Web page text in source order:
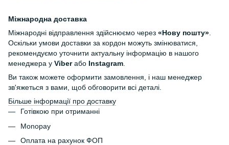
Міжнародна доставка
Міжнародні відправлення здійснюємо через «Нову пошту»
Оскільки умови доставки за кордон можуть змінюватися,
рекомендуємо уточнити актуальну інформацію в нашого
менеджера у Viberабо Instagram
Ви також можете оформити замовлення, і наш менеджер
зв'яжеться з вами, щоб обговорити всі деталі.
Більше інформації про доставку
Готівкою при отриманні
Monopay
Оплата на рахунок ФОП